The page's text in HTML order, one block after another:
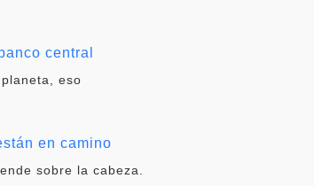
central
eso
en camino
sobre la cabeza.